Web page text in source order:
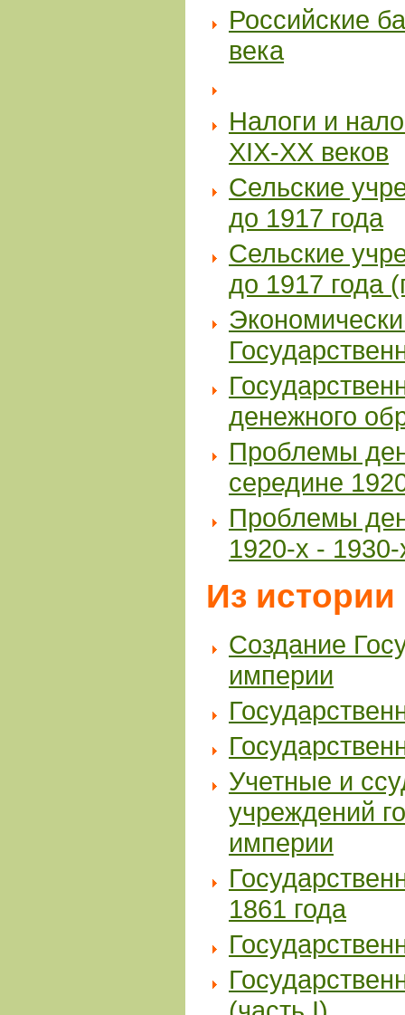
Российские
века
Налоги и
ХIХ-ХХ веков
Сельские
до 1917 года
Сельские
до 1917 года
денежного
Проблемы
середине
Проблемы
1920-х - 1930-
Из
Создание
империи
Учетные и
учреждений
империи
1861 года